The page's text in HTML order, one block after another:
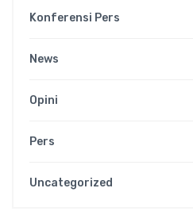
Konferensi Pers
News
Opini
Pers
Uncategorized